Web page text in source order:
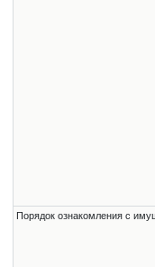
Порядок ознакомления с